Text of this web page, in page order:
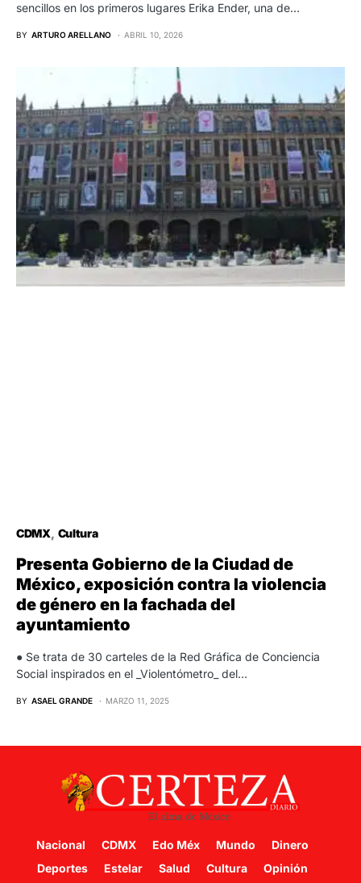
sencillos en los primeros lugares Erika Ender, una de…
BY ARTURO ARELLANO ABRIL 10, 2026
CDMX Cultura
Presenta Gobierno de la Ciudad de
México, exposición contra la violencia
de género en la fachada del
ayuntamiento
● Se trata de 30 carteles de la Red Gráfica de Conciencia
Social inspirados en el _Violentómetro_ del…
BY ASAEL GRANDE MARZO 11, 2025
Nacional CDMX Edo Méx Mundo
Dinero
Deportes
Estelar Salud Cultura Opinión